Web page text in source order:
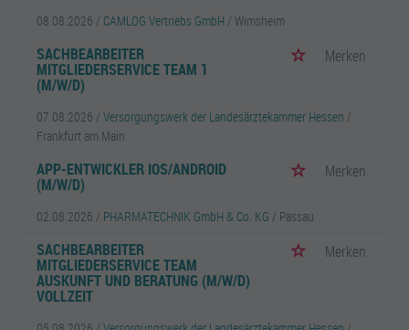
08.08.2026 / CAMLOG Vertriebs GmbH / Wimsheim
SACHBEARBEITER
MITGLIEDERSERVICE TEAM 1
(M/W/D)
Merken
07.08.2026 / Versorgungswerk der Landesärztekammer Hessen /
Frankfurt am Main
APP-ENTWICKLER IOS/ANDROID
(M/W/D)
Merken
02.08.2026 / PHARMATECHNIK GmbH & Co. KG / Passau
SACHBEARBEITER
MITGLIEDERSERVICE TEAM
AUSKUNFT UND BERATUNG (M/W/D)
VOLLZEIT
Merken